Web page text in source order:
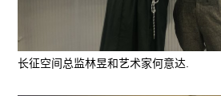
长征空间总监林昱和艺术家何意达.